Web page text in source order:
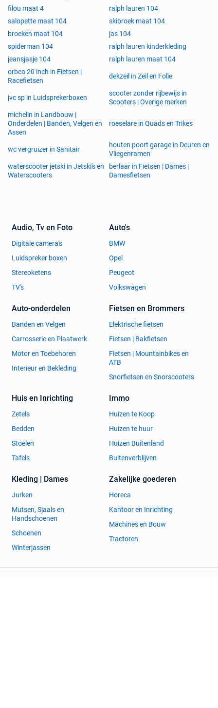
filou maat 4
ralph lauren 104
salopette maat 104
skibroek maat 104
broeken maat 104
jas 104
spiderman 104
ralph lauren kinderkleding
jeansjasje 104
ralph lauren maat 104
orbea 20 inch in Fietsen |
Racefietsen
dekzeil in Zeil en Folie
jvc sp in Luidsprekerboxen
scooter zonder rijbewijs in
Scooters | Overige merken
michelin in Landbouw |
Onderdelen | Banden, Velgen en
Assen
roeselare in Quads en Trikes
wc vergruizer in Sanitair
houten poort garage in Deuren en
Vliegenramen
waterscooter jetski in Jetski's en
Waterscooters
berlaar in Fietsen | Dames |
Damesfietsen
Audio, Tv en Foto
Digitale camera's
Luidspreker boxen
Stereoketens
TV's
Auto's
BMW
Opel
Peugeot
Volkswagen
Auto-onderdelen
Banden en Velgen
Carrosserie en Plaatwerk
Motor en Toebehoren
Interieur en Bekleding
Fietsen en Brommers
Elektrische fietsen
Fietsen | Bakfietsen
Fietsen | Mountainbikes en
ATB
Snorfietsen en Snorscooters
Huis en Inrichting
Zetels
Bedden
Stoelen
Tafels
Immo
Huizen te Koop
Huizen te huur
Huizen Buitenland
Buitenverblijven
Kleding | Dames
Jurken
Mutsen, Sjaals en
Handschoenen
Schoenen
Winterjassen
Zakelijke goederen
Horeca
Kantoor en Inrichting
Machines en Bouw
Tractoren